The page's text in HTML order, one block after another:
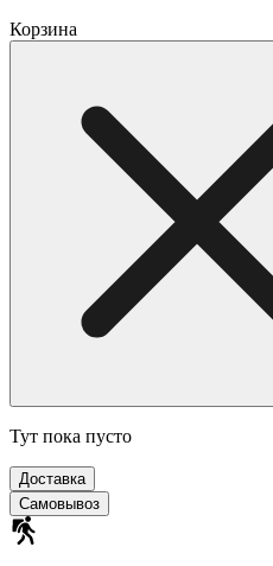
Корзина
Тут пока пусто
Доставка
Самовывоз